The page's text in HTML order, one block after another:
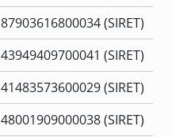
87903616800034 (SIRET)
43949409700041 (SIRET)
41483573600029 (SIRET)
48001909000038 (SIRET)